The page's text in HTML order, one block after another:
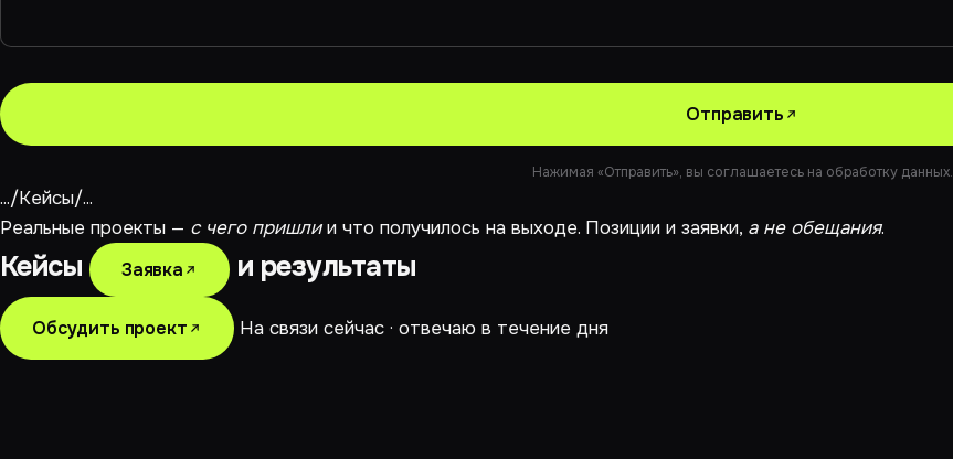
Отправить
Нажимая «Отправить», вы соглашаетесь на обработку данных.
.../Кейсы/...
Реальные проекты — с чего пришлии что получилось на выходе. Позиции и заявки, а не обещания.
Кейсы Заявка и результаты
Обсудить проект На связи сейчас · отвечаю в течение дня